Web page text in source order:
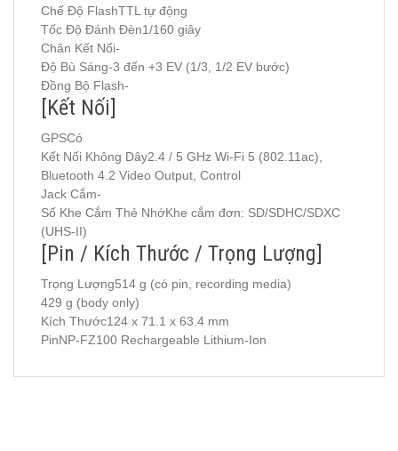
Chế Độ FlashTTL tự động
Tốc Độ Đánh Đèn1/160 giây
Chân Kết Nối-
Độ Bù Sáng-3 đến +3 EV (1/3, 1/2 EV bước)
Đồng Bộ Flash-
[Kết Nối]
GPSCó
Kết Nối Không Dây2.4 / 5 GHz Wi-Fi 5 (802.11ac),
Bluetooth 4.2 Video Output, Control
Jack Cắm-
Số Khe Cắm Thẻ NhớKhe cắm đơn: SD/SDHC/SDXC
(UHS-II)
[Pin / Kích Thước / Trọng Lượng]
Trọng Lượng514 g (có pin, recording media)
429 g (body only)
Kích Thước124 x 71.1 x 63.4 mm
PinNP-FZ100 Rechargeable Lithium-Ion